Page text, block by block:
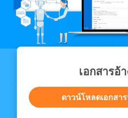
เอกสารอ้
ดาวน์โหลดเอกสา